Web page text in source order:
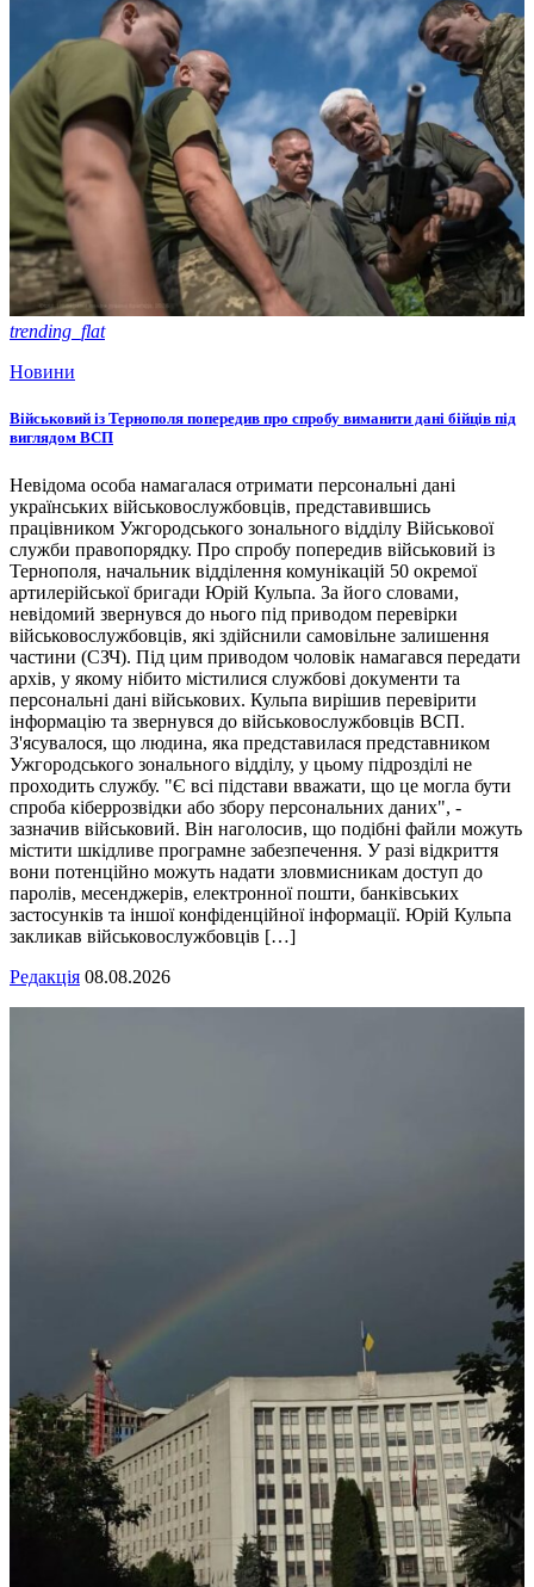
trending_flat
Новини
Військовий із Тернополя попередив про спробу виманити дані бійців під
виглядом ВСП
Невідома особа намагалася отримати персональні дані
українських військовослужбовців, представившись
працівником Ужгородського зонального відділу Військової
служби правопорядку. Про спробу попередив військовий із
Тернополя, начальник відділення комунікацій 50 окремої
артилерійської бригади Юрій Кульпа. За його словами,
невідомий звернувся до нього під приводом перевірки
військовослужбовців, які здійснили самовільне залишення
частини (СЗЧ). Під цим приводом чоловік намагався передати
архів, у якому нібито містилися службові документи та
персональні дані військових. Кульпа вирішив перевірити
інформацію та звернувся до військовослужбовців ВСП.
З'ясувалося, що людина, яка представилася представником
Ужгородського зонального відділу, у цьому підрозділі не
проходить службу. "Є всі підстави вважати, що це могла бути
спроба кіберрозвідки або збору персональних даних", -
зазначив військовий. Він наголосив, що подібні файли можуть
містити шкідливе програмне забезпечення. У разі відкриття
вони потенційно можуть надати зловмисникам доступ до
паролів, месенджерів, електронної пошти, банківських
застосунків та іншої конфіденційної інформації. Юрій Кульпа
закликав військовослужбовців […]
Редакція 08.08.2026